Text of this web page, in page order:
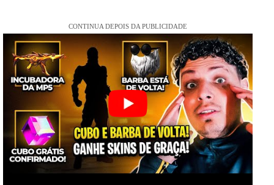
CONTINUA DEPOIS DA PUBLICIDADE